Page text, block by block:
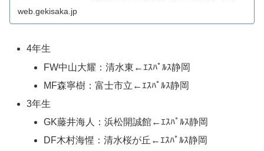
web.gekisaka.jp
4年生
FW中山大耀：清水東←ｴｽﾊﾟﾙｽ静岡
MF森寧樹：富士市立←ｴｽﾊﾟﾙｽ静岡
3年生
GK藤井海人：浜松開誠館←ｴｽﾊﾟﾙｽ静岡
DF木村海惺：清水桜が丘←ｴｽﾊﾟﾙｽ静岡